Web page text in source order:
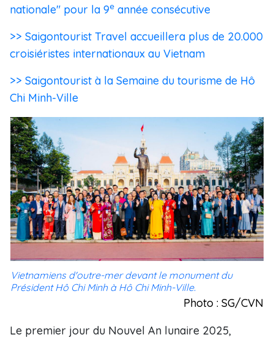
nationale" pour la 9e année consécutive
>> Saigontourist Travel accueillera plus de 20.000
croisiéristes internationaux au Vietnam
>> Saigontourist à la Semaine du tourisme de Hô
Chi Minh-Ville
Vietnamiens d'outre-mer devant le monument du
Président Hô Chi Minh à Hô Chi Minh-Ville.
Photo : SG/CVN
Le premier jour du Nouvel An lunaire 2025,